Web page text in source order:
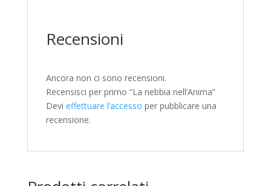
Recensioni
Ancora non ci sono recensioni.
Recensisci per primo “La nebbia nell’Anima”
Devi effettuare l’accesso per pubblicare una
recensione.